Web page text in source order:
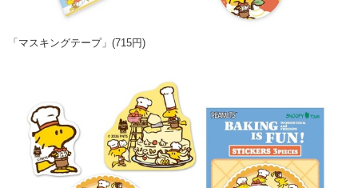
「マスキングテープ」(715円)